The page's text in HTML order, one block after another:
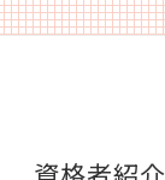
自分で
個人
ト金計画
備資金
申請
画書作成